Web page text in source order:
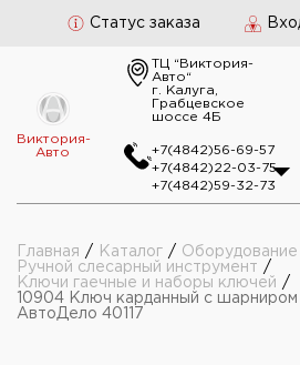
Статус заказа
Виктория-
Авто
ТЦ “Виктория-
Авто“
г. Калуга,
Грабцевское
шоссе 4Б
+7(4842)56-69-57
+7(4842)22-03-75
+7(4842)59-32-73
Главная / Каталог / Оборудование
Ручной слесарный инструмент /
Ключи гаечные и наборы ключей /
10904 Ключ карданный с шарниром
АвтоДело 40117